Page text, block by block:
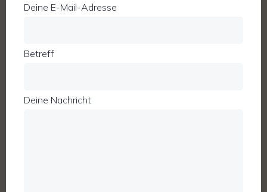
Deine E-Mail-Adresse
Betreff
Deine Nachricht